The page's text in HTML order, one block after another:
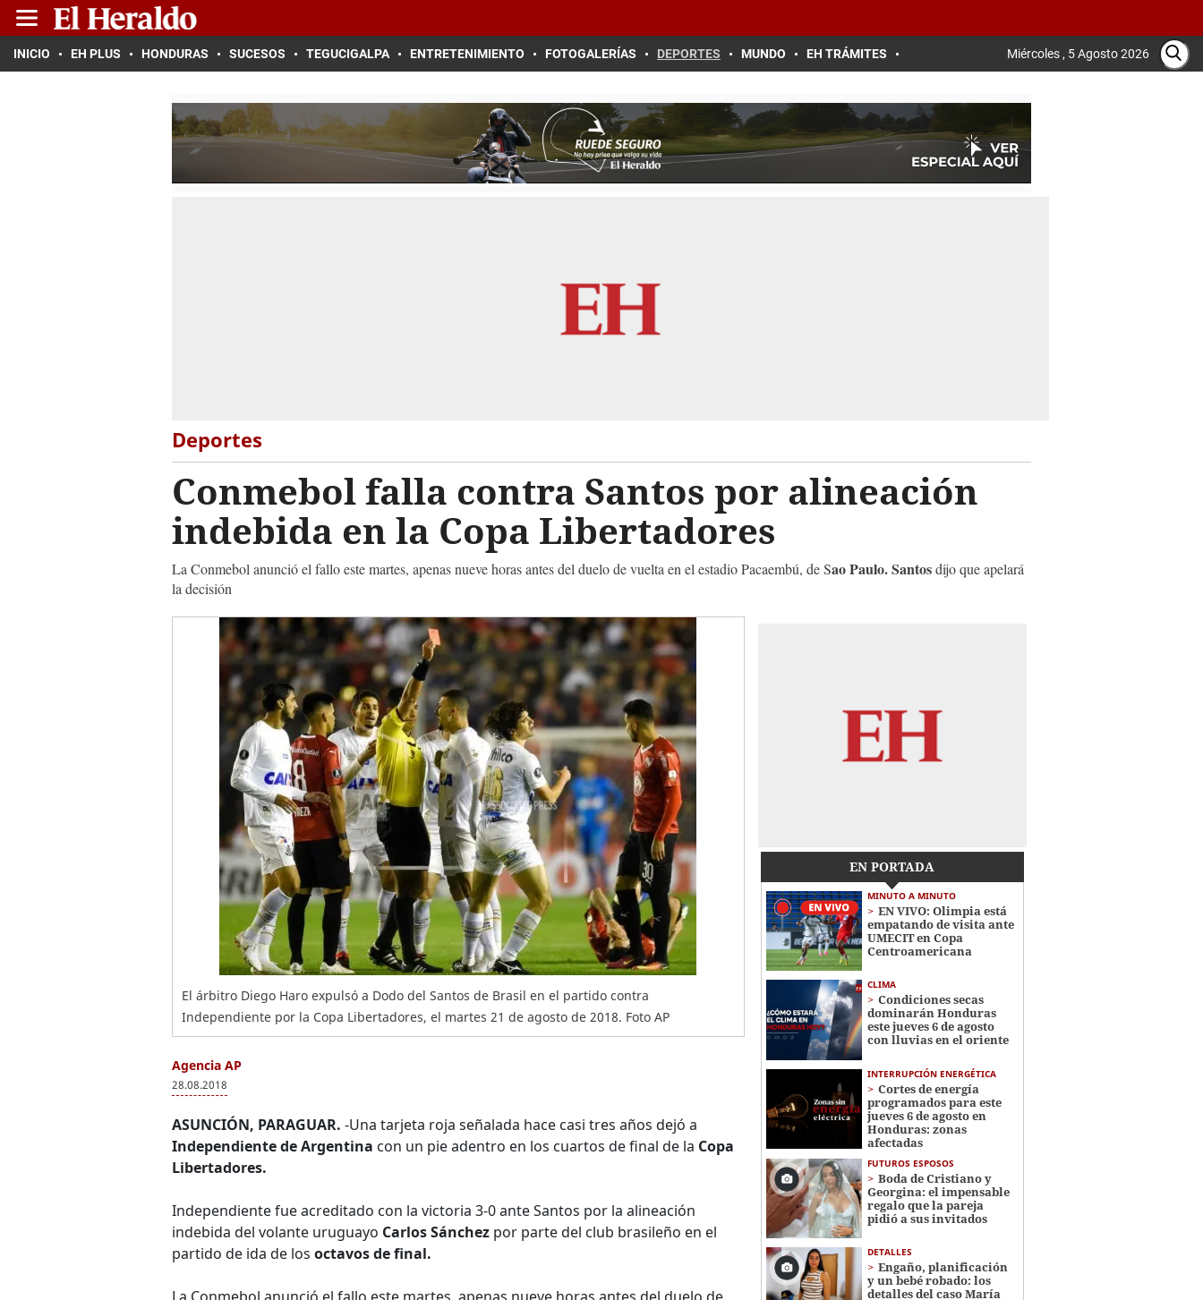
INICIO EH PLUS HONDURAS SUCESOS TEGUCIGALPA ENTRETENIMIENTO FOTOGALERÍAS DEPORTES MUNDO EH TRÁMITES Miércoles , 5 Agosto 2026
Deportes
Conmebol falla contra Santos por alineación
indebida en la Copa Libertadores
La Conmebol anunció el fallo este martes, apenas nueve horas antes del duelo de vuelta en el estadio Pacaembú, de Sao Paulo. Santosdijo que apelará
la decisión
El árbitro Diego Haro expulsó a Dodo del Santos de Brasil en el partido contra
Independiente por la Copa Libertadores, el martes 21 de agosto de 2018. Foto AP
Agencia AP
28.08.2018
ASUNCIÓN, PARAGUAR. -Una tarjeta roja señalada hace casi tres años dejó a
Independiente de Argentina con un pie adentro en los cuartos de final de la Copa
Libertadores.
Independiente fue acreditado con la victoria 3-0 ante Santos por la alineación
indebida del volante uruguayo Carlos Sánchez por parte del club brasileño en el
partido de ida de los octavos de final.
EN PORTADA
MINUTO A MINUTO
EN VIVO: Olimpia está
empatando de visita ante
UMECIT en Copa
Centroamericana
CLIMA
Condiciones secas
dominarán Honduras
este jueves 6 de agosto
con lluvias en el oriente
INTERRUPCIÓN ENERGÉTICA
Cortes de energía
programados para este
jueves 6 de agosto en
Honduras: zonas
afectadas
FUTUROS ESPOSOS
Boda de Cristiano y
Georgina: el impensable
regalo que la pareja
pidió a sus invitados
DETALLES
Engaño, planificación
y un bebé robado: los
detalles del caso María